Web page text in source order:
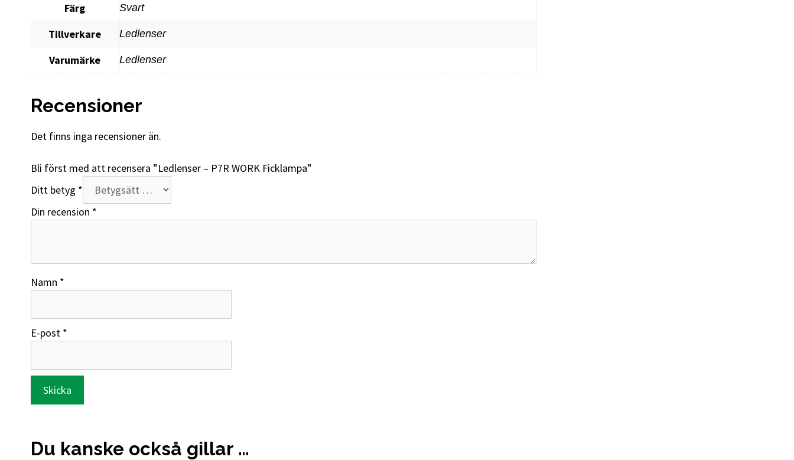
Färg Svart
Tillverkare Ledlenser
Varumärke Ledlenser
Recensioner
Det finns inga recensioner än.
Bli först med att recensera ”Ledlenser – P7R WORK Ficklampa”
Ditt betyg *
Din recension *
Namn *
E-post *
Du kanske också gillar …